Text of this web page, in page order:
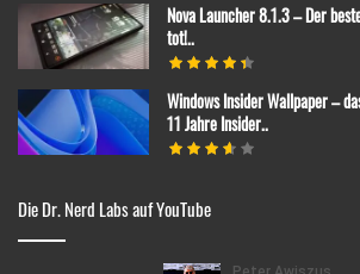
Nova Launcher 8.1.3 – Der
tot!..
Windows Insider Wallpaper –
11 Jahre Insider..
Die Dr. Nerd Labs auf YouTube